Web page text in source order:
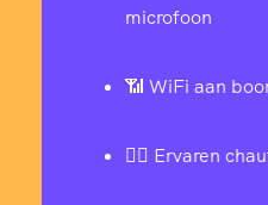
microfoon
📶 WiFi aan
👨‍✈️ Ervaren